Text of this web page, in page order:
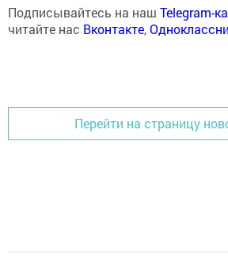
Подписывайтесь на наш Telegram-
читайте нас Вконтакте,
Перейти на страницу